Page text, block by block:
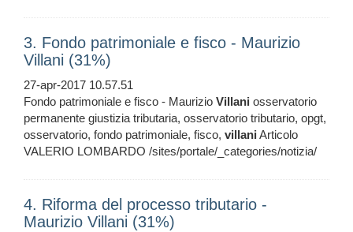
3. Fondo patrimoniale e fisco - Maurizio
Villani (31%)
27-apr-2017 10.57.51
Fondo patrimoniale e fisco - Maurizio Villani osservatorio
permanente giustizia tributaria, osservatorio tributario, opgt,
osservatorio, fondo patrimoniale, fisco, villani Articolo
VALERIO LOMBARDO /sites/portale/_categories/notizia/
4. Riforma del processo tributario -
Maurizio Villani (31%)